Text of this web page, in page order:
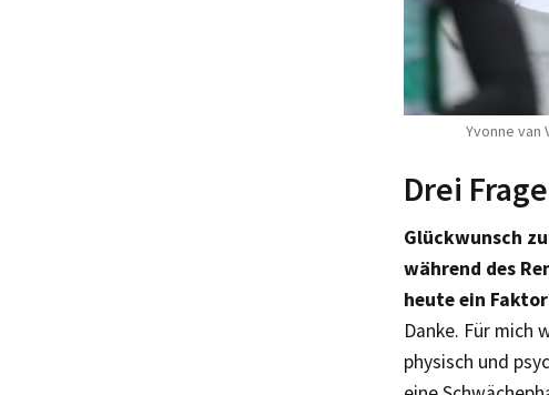
Yvonne van
Drei
Glückwunsch
während des
heute ein
Danke. Für mich
physisch und